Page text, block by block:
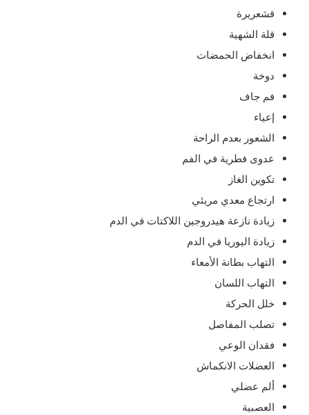
قشعريرة
قلة الشهية
انخفاض الحمضات
دوخة
فم جاف
إعياء
الشعور بعدم الراحة
عدوى فطرية في الفم
تكوين الغاز
ارتجاع معدي مريئي
زيادة نازعة هيدروجين اللاكتات في الدم
زيادة اليوريا في الدم
التهاب بطانة الأمعاء
التهاب اللسان
خلل الحركة
تصلب المفاصل
فقدان الوعي
العضلات الانكماش
ألم عضلي
العصبية